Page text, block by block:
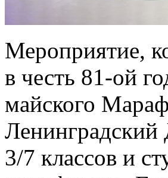
Мероприятие,
в честь 81-ой
майского
Ленинградский
3/7 классов и